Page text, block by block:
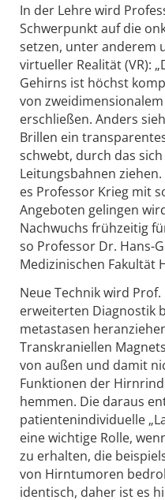
In der Lehre wird
Schwerpunkt auf die
setzen, unter anderem
virtueller Realität (VR):
Gehirns ist höchst
von
erschließen. Anders
Brillen ein
schwebt, durch das
Leitungsbahnen
es Professor Krieg mit
Angeboten gelingen
Nachwuchs frühzeitig
so Professor Dr. Hans-
Medizinischen Fakultät
Neue Technik wird
erweiterten Diagnostik
metastasen
Transkraniellen
von außen und damit
Funktionen der
hemmen. Die daraus
patientenindividuelle
eine wichtige Rolle,
zu erhalten, die
von Hirntumoren
identisch, daher ist es